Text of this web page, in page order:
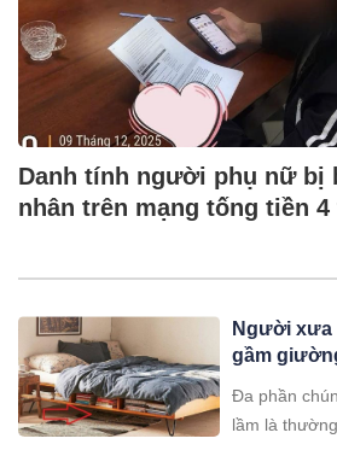
Danh tính người phụ nữ bị
nhân trên mạng tống tiền 4
Người xưa
gầm
là gì?
Đa phần
lầm là